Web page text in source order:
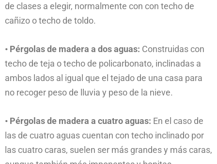
de clases a elegir, normalmente con con techo de
cañizo o techo de toldo.
• Pérgolas de madera a dos aguas: Construidas con
techo de teja o techo de policarbonato, inclinadas a
ambos lados al igual que el tejado de una casa para
no recoger peso de lluvia y peso de la nieve.
• Pérgolas de madera a cuatro aguas: En el caso de
las de cuatro aguas cuentan con techo inclinado por
las cuatro caras, suelen ser más grandes y más caras,